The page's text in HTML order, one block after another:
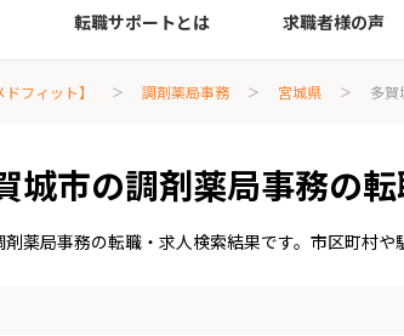
転職サポートとは 求職者様の声
臨床検査技師
診療放射線技師
臨床工学技士
医療事務
調剤薬局事務
理学療法士
作業療法士
言語聴覚士
機能訓練指導員
視能訓練士
看護師
薬剤師
フィット】 調剤薬局事務 宮城県 多賀
城市の調剤薬局事務の
薬局事務の転職・求人検索結果です。市区町村